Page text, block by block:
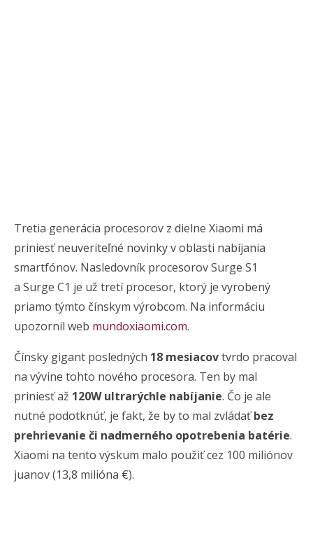
Tretia generácia procesorov z dielne Xiaomi má
priniesť neuveriteľné novinky v oblasti nabíjania
smartfónov. Nasledovník procesorov Surge S1
a Surge C1 je už tretí procesor, ktorý je vyrobený
priamo týmto čínskym výrobcom. Na informáciu
upozornil web mundoxiaomi.com.
Čínsky gigant posledných 18 mesiacovtvrdo pracoval
na vývine tohto nového procesora. Ten by mal
priniesť až 120W ultrarýchle nabíjanie. Čo je ale
nutné podotknúť, je fakt, že by to mal zvládaťbez
prehrievanie či nadmerného opotrebenia batérie.
Xiaomi na tento výskum malo použiť cez 100 miliónov
juanov (13,8 milióna €).